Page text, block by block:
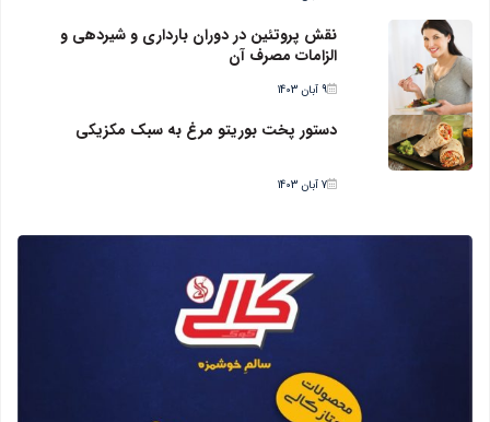
نقش پروتئین در دوران بارداری و شیردهی و
الزامات مصرف آن
9 آبان 1403
دستور پخت بوریتو مرغ به سبک مکزیکی
7 آبان 1403